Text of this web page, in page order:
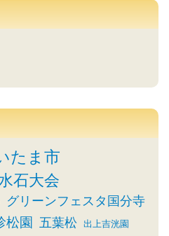
たま市
石大会
グリーンフェスタ国分寺
松園 五葉松 出上吉洸園